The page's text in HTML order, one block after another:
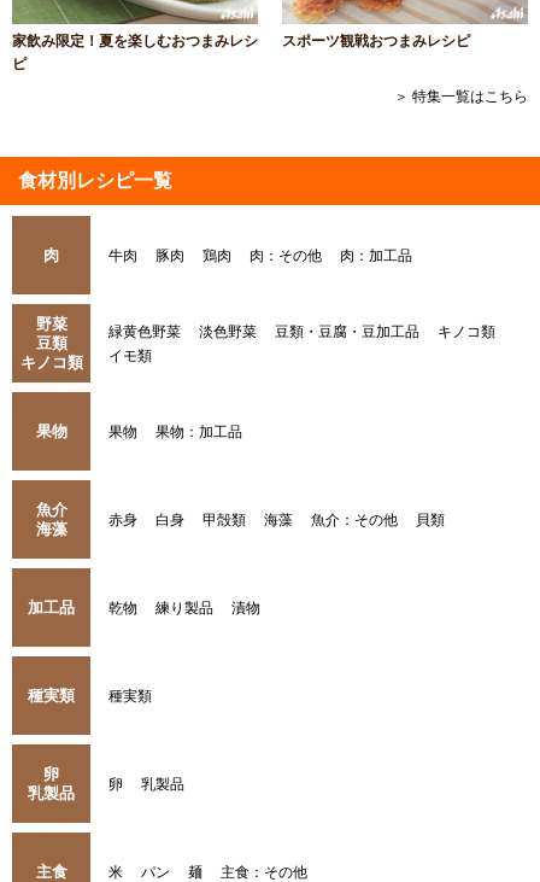
家飲み限定！夏を楽しむおつまみレシ
ピ
スポーツ観戦おつまみレシピ
＞ 特集一覧はこちら
食材別レシピ一覧
肉 牛肉 豚肉 鶏肉 肉：その他 肉：加工品
野菜
豆類
キノコ類
緑黄色野菜 淡色野菜 豆類・豆腐・豆加工品
キノコ類
イモ類
果物 果物 果物：加工品
魚介
海藻
赤身 白身 甲殻類 海藻 魚介：その他 貝類
加工品 乾物 練り製品 漬物
種実類 種実類
卵
乳製品
卵 乳製品
主食 米 パン 麺 主食：その他